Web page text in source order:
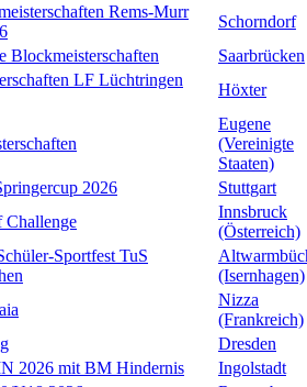
Rems-Murr
Schorndorf
Blockmeisterschaften
Saarbrücken
LF Lüchtringen
Höxter
Eugene
(Vereinigte
Staaten)
2026
Stuttgart
Challenge
Innsbruck
(Österreich)
Sportfest TuS
(Isernhagen)
Nizza
(Frankreich)
Dresden
2026 mit BM Hindernis
Ingolstadt